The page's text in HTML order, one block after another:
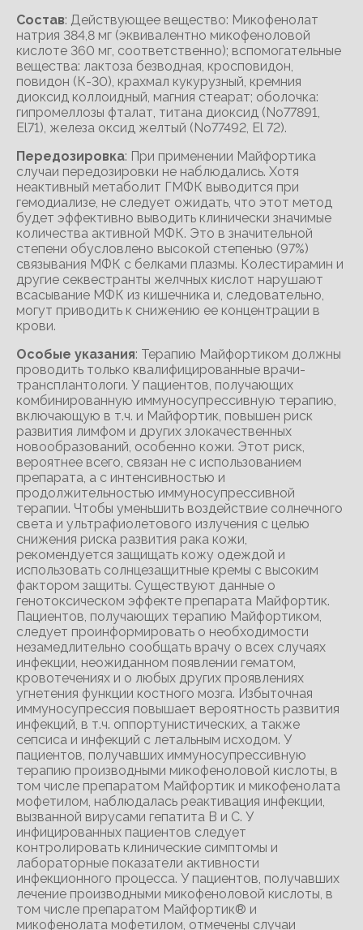
Состав: Действующее вещество: Микофенолат
натрия 384,8 мг (эквивалентно микофеноловой
кислоте 360 мг, соответственно); вспомогательные
вещества: лактоза безводная, кросповидон,
повидон (К-30), крахмал кукурузный, кремния
диоксид коллоидный, магния стеарат; оболочка:
гипромеллозы фталат, титана диоксид (No77891,
El71), железа оксид желтый (No77492, El 72).
Передозировка: При применении Майфортика
случаи передозировки не наблюдались. Хотя
неактивный метаболит ГМФК выводится при
гемодиализе, не следует ожидать, что этот метод
будет эффективно выводить клинически значимые
количества активной МФК. Это в значительной
степени обусловлено высокой степенью (97%)
связывания МФК с белками плазмы. Колестирамин и
другие секвестранты желчных кислот нарушают
всасывание МФК из кишечника и, следовательно,
могут приводить к снижению ее концентрации в
крови.
Особые указания: Терапию Майфортиком должны
проводить только квалифицированные врачи-
трансплантологи. У пациентов, получающих
комбинированную иммуносупрессивную терапию,
включающую в т.ч. и Майфортик, повышен риск
развития лимфом и других злокачественных
новообразований, особенно кожи. Этот риск,
вероятнее всего, связан не с использованием
препарата, а с интенсивностью и
продолжительностью иммуносупрессивной
терапии. Чтобы уменьшить воздействие солнечного
света и ультрафиолетового излучения с целью
снижения риска развития рака кожи,
рекомендуется защищать кожу одеждой и
использовать солнцезащитные кремы с высоким
фактором защиты. Существуют данные о
генотоксическом эффекте препарата Майфортик.
Пациентов, получающих терапию Майфортиком,
следует проинформировать о необходимости
незамедлительно сообщать врачу о всех случаях
инфекции, неожиданном появлении гематом,
кровотечениях и о любых других проявлениях
угнетения функции костного мозга. Избыточная
иммуносупрессия повышает вероятность развития
инфекций, в т.ч. оппортунистических, а также
сепсиса и инфекций с летальным исходом. У
пациентов, получавших иммуносупрессивную
терапию производными микофеноловой кислоты, в
том числе препаратом Майфортик и микофенолата
мофетилом, наблюдалась реактивация инфекции,
вызванной вирусами гепатита В и С. У
инфицированных пациентов следует
контролировать клинические симптомы и
лабораторные показатели активности
инфекционного процесса. У пациентов, получавших
лечение производными микофеноловой кислоты, в
том числе препаратом Майфортик® и
микофенолата мофетилом, отмечены случаи